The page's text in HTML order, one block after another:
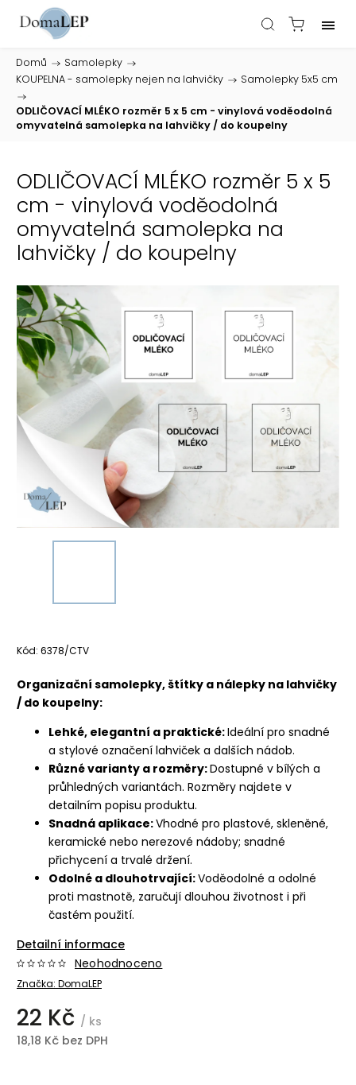
Domů / Samolepky /
KOUPELNA - samolepky nejen na lahvičky /
Samolepky 5x5 cm
/
ODLIČOVACÍ MLÉKO rozměr 5 x 5 cm - vinylová voděodolná
omyvatelná samolepka na lahvičky / do koupelny
ODLIČOVACÍ MLÉKO rozměr 5 x 5
cm - vinylová voděodolná
omyvatelná samolepka na
lahvičky / do koupelny
Kód: 6378/CTV
Organizační samolepky, štítky a nálepky na lahvičky
/ do koupelny:
Lehké, elegantní a praktické:Ideální pro snadné
a stylové označení lahviček a dalších nádob.
Různé varianty a rozměry:Dostupné v bílých a
průhledných variantách. Rozměry najdete v
detailním popisu produktu.
Snadná aplikace:Vhodné pro plastové, skleněné,
keramické nebo nerezové nádoby; snadné
přichycení a trvalé držení.
Odolné a dlouhotrvající:Voděodolné a odolné
proti mastnotě, zaručují dlouhou životnost i při
častém použití.
Detailní informace
Značka: DomaLEP
Neohodnoceno
22 Kč / ks
18,18 Kč bez DPH